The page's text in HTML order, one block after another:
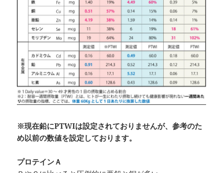
※現在鉛にPTWIは設定されておりませんが、参考のた
め以前の数値を設定しております。
プロテインＡ